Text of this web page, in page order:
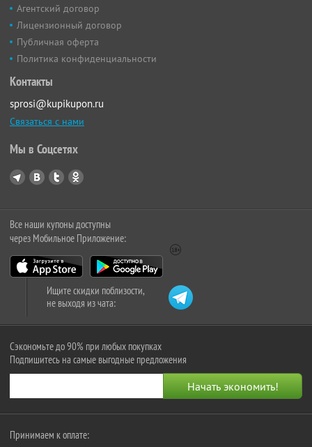
Агентский договор
Лицензионный договор
Публичная оферта
Политика конфиденциальности
Контакты
sprosi@kupikupon.ru
Связаться с нами
Мы в Соцсетях
Все наши купоны доступны
через Мобильное Приложение:
Ищите скидки поблизости,
не выходя из чата:
Сэкономьте до 90% при любых покупках
Подпишитесь на самые выгодные предложения
Принимаем к оплате: